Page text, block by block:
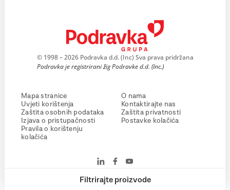
Filtrirajte proizvode
© 1998 – 2026 Podravka d.d. (Inc) Sva prava pridržana
Podravka je registrirani žig Podravke d.d. (Inc.)
Mapa stranice
Uvjeti korištenja
Zaštita osobnih podataka
Izjava o pristupačnosti
Pravila o korištenju
kolačića
O nama
Kontaktirajte nas
Zaštita privatnosti
Postavke kolačića